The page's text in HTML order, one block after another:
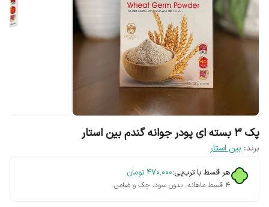
پک 3 بسته ای پودر جوانه گندم بین استار
برند: بین استار
هر قسط با ترب‌پی:۴۷۰٬۰۰۰ تومان
۴ قسط ماهانه. بدون سود، چک و ضامن.